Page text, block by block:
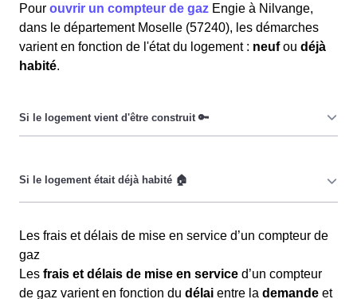
Pour ouvrir un compteur de gaz Engie à Nilvange,
dans le département Moselle (57240), les démarches
varient en fonction de l'état du logement : neufou déjà
habité.
Nilvangeois doivent d’abordraccorder
leur domicile au
coût et le délai de raccordement varient en fonction de la
distance
jusqu'à2 mois.
certificat Qualigaz sont déjà en place, il est nécessaire
demettre le compteur de gaz à son nom
souscrivant un contrat d’énergie avec un fournisseur,
Les frais et délais de mise en service d’un compteur de
gaz
Les frais et délais de mise en service d’un compteur
de gaz varient en fonction du délai entre la demande et